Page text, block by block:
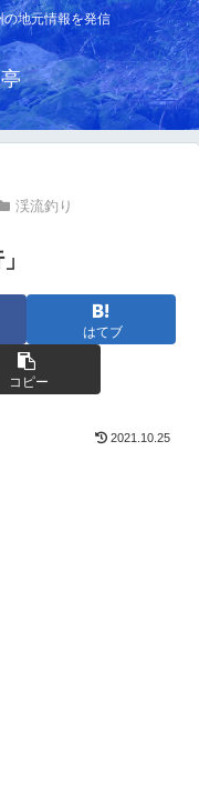
地元情報を発信
亭
渓流釣り
はてブ
コピー
2021.10.25